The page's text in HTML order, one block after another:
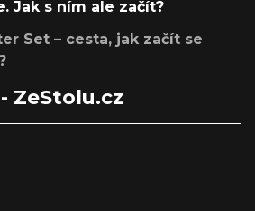
Jak s ním ale začít?
Set – cesta, jak začít se
ZeStolu.cz